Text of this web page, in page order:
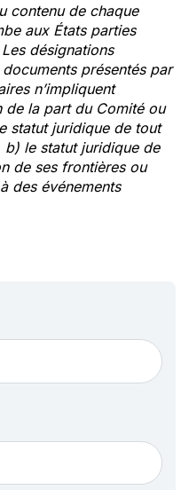
contenu de chaque
aux États parties
désignations
présentés par
n’impliquent
de la part du Comité ou
statut juridique de tout
le statut juridique de
de ses frontières ou
des événements